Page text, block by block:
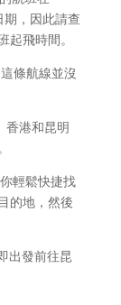
，因此請查
飛時間。
條航線並沒
香港和昆明
輕鬆快捷找
的地，然後
出發前往昆